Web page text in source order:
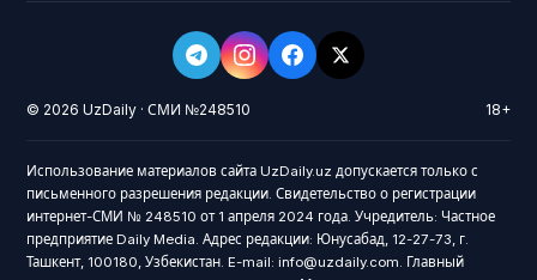
© 2026 UzDaily · СМИ №248510 18+
Использование материалов сайта UzDaily.uz допускается только с
письменного разрешения редакции. Свидетельство о регистрации
интернет-СМИ № 248510 от 1 апреля 2024 года. Учредитель: Частное
предприятие Daily Media. Адрес редакции: Юнусабад, 12-27-73, г.
Ташкент, 100180, Узбекистан. E-mail: info@uzdaily.com. Главный